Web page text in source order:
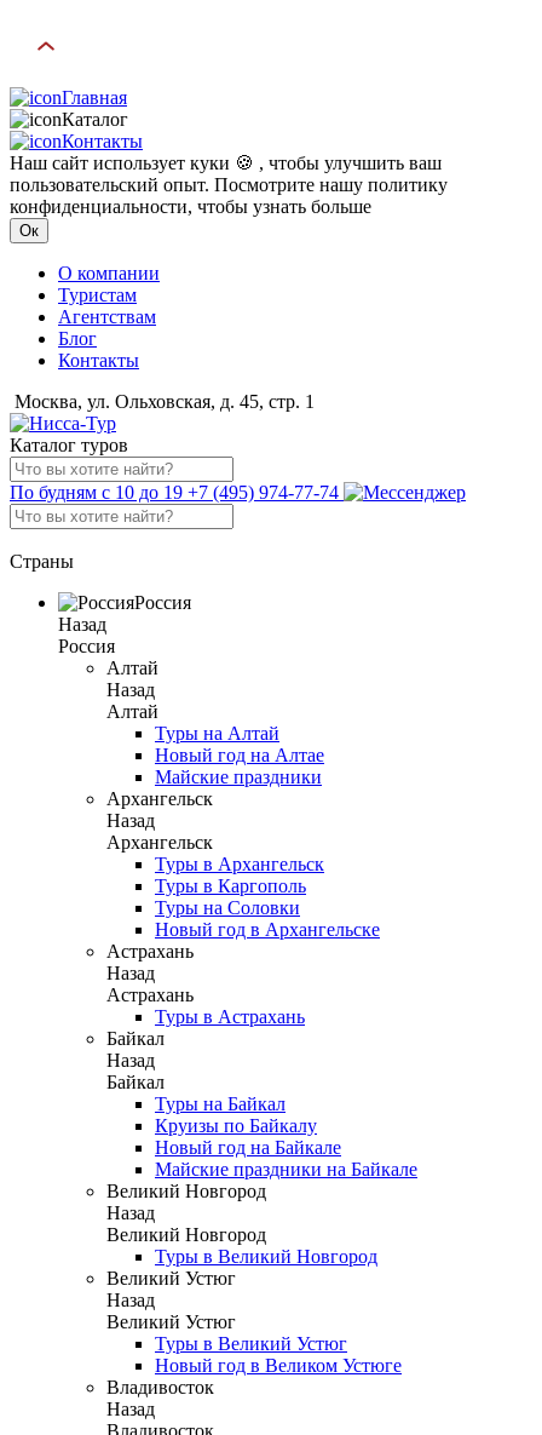
Главная
Каталог
Контакты
Наш сайт использует куки 🍪 , чтобы улучшить ваш
пользовательский опыт. Посмотрите нашу политику
конфиденциальности, чтобы узнать больше
Ок
О компании
Туристам
Агентствам
Блог
Контакты
Москва, ул. Ольховская, д. 45, стр. 1
Каталог туров
По будням с 10 до 19 +7 (495) 974-77-74
Страны
Россия
Назад
Россия
Алтай
Назад
Алтай
Туры на Алтай
Новый год на Алтае
Майские праздники
Архангельск
Назад
Архангельск
Туры в Архангельск
Туры в Каргополь
Туры на Соловки
Новый год в Архангельске
Астрахань
Назад
Астрахань
Туры в Астрахань
Байкал
Назад
Байкал
Туры на Байкал
Круизы по Байкалу
Новый год на Байкале
Майские праздники на Байкале
Великий Новгород
Назад
Великий Новгород
Туры в Великий Новгород
Великий Устюг
Назад
Великий Устюг
Туры в Великий Устюг
Новый год в Великом Устюге
Владивосток
Назад
Владивосток